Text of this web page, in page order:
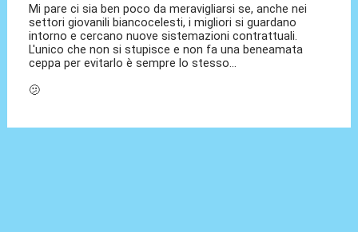
Mi pare ci sia ben poco da meravigliarsi se, anche nei
settori giovanili biancocelesti, i migliori si guardano
intorno e cercano nuove sistemazioni contrattuali.
L'unico che non si stupisce e non fa una beneamata
ceppa per evitarlo è sempre lo stesso...
🫤